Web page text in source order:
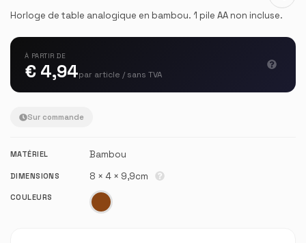
Horloge de table analogique en bambou. 1 pile AA non incluse.
À PARTIR DE
€ 4,94par article / sans TVA
Sur commande
MATÉRIEL Bambou
DIMENSIONS 8 × 4 × 9,9cm
COULEURS